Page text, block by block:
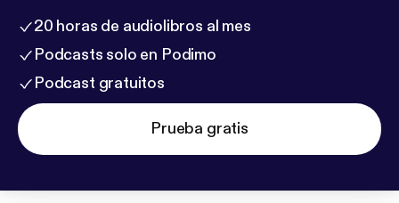
20 horas de audiolibros al mes
Podcasts solo en Podimo
Podcast gratuitos
Prueba gratis